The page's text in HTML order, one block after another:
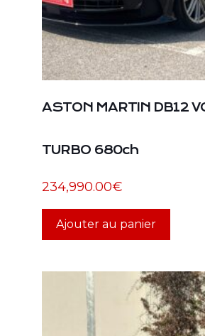
ASTON MARTIN DB12
TURBO 680ch
234,990.00€
Ajouter au panier